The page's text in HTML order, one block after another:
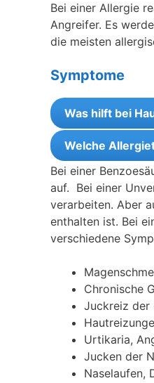
Bei einer Allergie
Angreifer. Es
die meisten
Symptome
Was hilft bei
Welche
Bei einer
auf. Bei einer
verarbeiten. Aber
enthalten ist. Bei
verschiedene
Chronische
Juckreiz der
Urtikaria,
Jucken der
Naselaufen,